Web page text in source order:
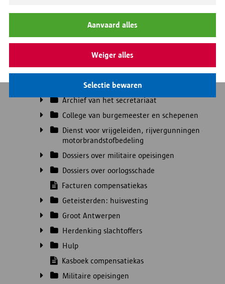
Archief van de administratieve politie
Archief van Herman Bouchery over de
evacuatie van kunstwerken en archieven
van Antwerpen en Brugge naar Lavaux-
Sainte-Anne
Archief van het 3de Bureel (onderwijs)
Archief van het secretariaat
College van burgemeester en schepenen
Dienst voor vrijgeleiden, rijvergunningen en
motorbrandstofbedeling
Dossiers over militaire opeisingen
Dossiers over oorlogsschade
Facturen compensatiekas
Geteisterden: huisvesting
Groot Antwerpen
Herdenking slachtoffers
Hulp
Kasboek compensatiekas
Militaire opeisingen
Aanvaard alles
Weiger alles
Selectie bewaren